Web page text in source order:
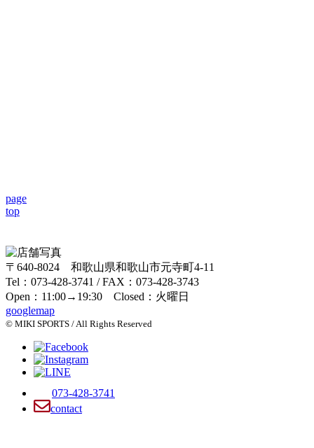
page
top
〒640-8024 和歌山県和歌山市元寺町4-11
Tel：073-428-3741 / FAX：073-428-3743
Open：11:00→19:30 Closed：火曜日
googlemap
© MIKI SPORTS / All Rights Reserved
073-428-3741
contact